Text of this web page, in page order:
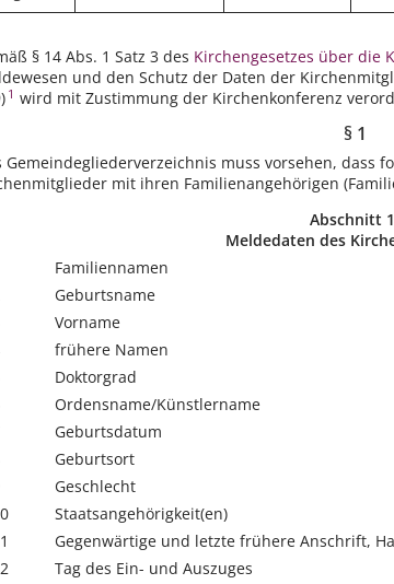
§ 14 Abs. 1 Satz 3 des Kirchengesetzes über die
und den Schutz der Daten der
1 wird mit Zustimmung der Kirchenkonferenz
§ 1
Gemeindegliederverzeichnis muss vorsehen, dass
mit ihren Familienangehörigen
Abschnitt
Meldedaten des
Familiennamen
Geburtsname
Vorname
frühere Namen
Doktorgrad
Ordensname/Künstlername
Geburtsdatum
Geburtsort
Geschlecht
Staatsangehörigkeit(en)
Gegenwärtige und letzte frühere Anschrift,
Tag des Ein- und Auszuges